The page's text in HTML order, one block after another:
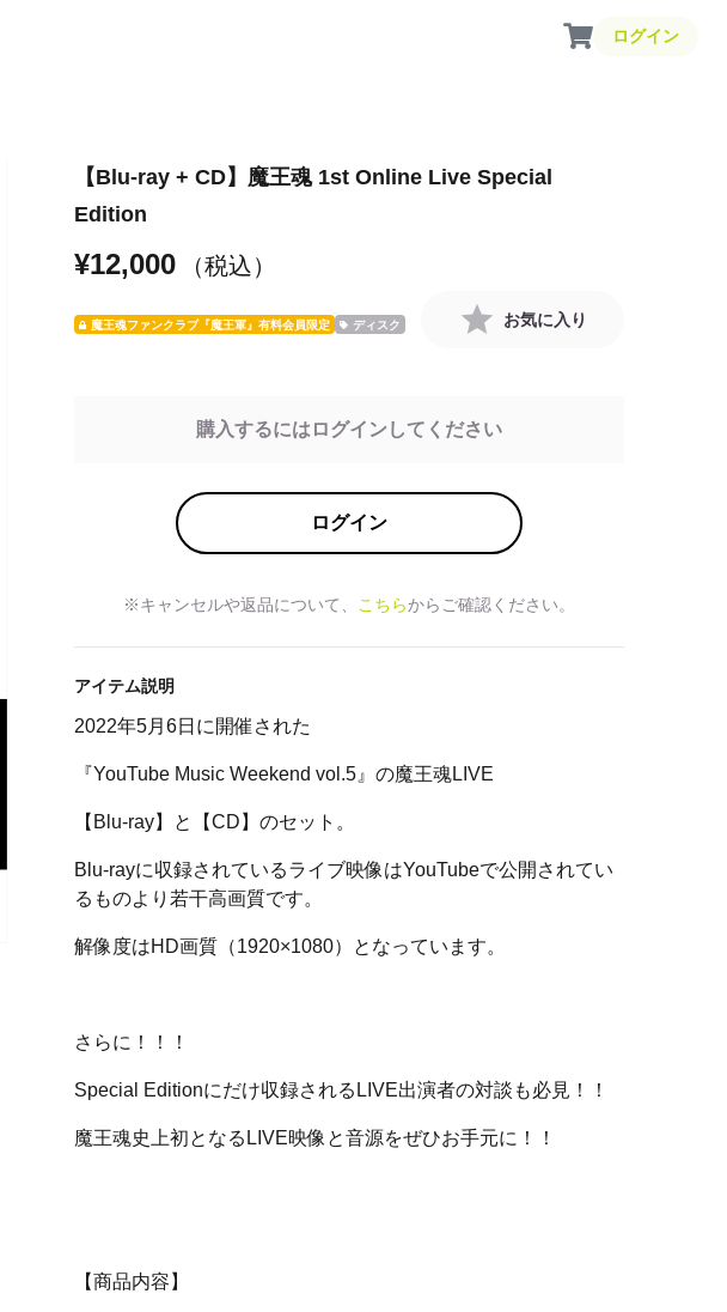
ログイン
【Blu-ray + CD】魔王魂 1st Online Live Special
Edition
¥12,000 （税込）
魔王魂ファンクラブ『魔王軍』有料会員限定 ディスク お気に入り
購入するにはログインしてください
ログイン
※キャンセルや返品について、 こちらからご確認ください。
アイテム説明
2022年5月6日に開催された
『YouTube Music Weekend vol.5』の魔王魂LIVE
【Blu-ray】と【CD】のセット。
Blu-rayに収録されているライブ映像はYouTubeで公開されてい
るものより若干高画質です。
解像度はHD画質（1920×1080）となっています。
さらに！！！
Special Editionにだけ収録されるLIVE出演者の対談も必見！！
魔王魂史上初となるLIVE映像と音源をぜひお手元に！！
【商品内容】